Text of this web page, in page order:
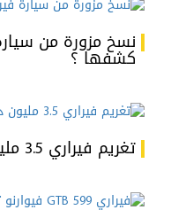
نسخ مزورة من
كشفها ؟
تغريم فيراري 3.5 مليون دولار.. والسبب ؟